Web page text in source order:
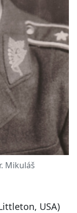
Mikuláš
USA)